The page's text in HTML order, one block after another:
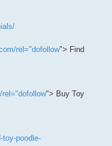
rel="dofollow"> Find
"> Buy Toy
toy-poodle-